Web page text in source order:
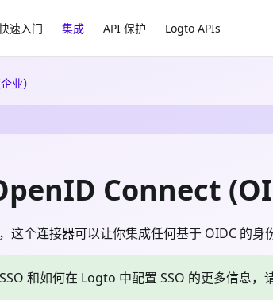
速入门 集成 API 保护 Logto APIs
业）
Connect
这个连接器可以让你集成任何基于 OIDC 的身
和如何在 Logto 中配置 SSO 的更多信息，